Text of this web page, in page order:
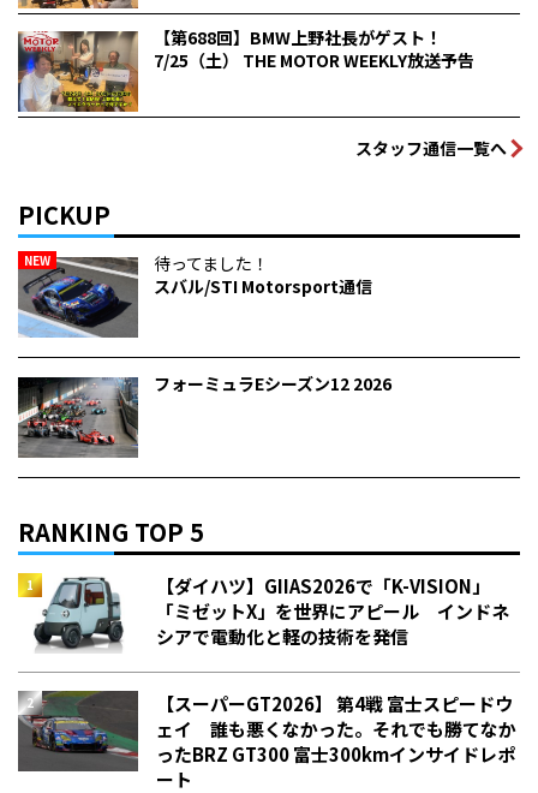
【第688回】BMW上野社長がゲスト！
7/25（土） THE MOTOR WEEKLY放送予告
スタッフ通信一覧へ
PICKUP
NEW
待ってました！
スバル/STI Motorsport通信
フォーミュラEシーズン12 2026
RANKING TOP 5
【ダイハツ】GIIAS2026で「K-VISION」
「ミゼットX」を世界にアピール インドネ
シアで電動化と軽の技術を発信
【スーパーGT2026】 第4戦 富士スピードウ
ェイ 誰も悪くなかった。それでも勝てなか
った――BRZ GT300 富士300kmインサイドレポ
ート